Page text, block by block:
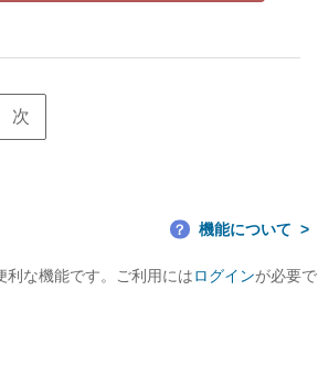
次
？ 機能について
利な機能です。ご利用にはログインが必要で